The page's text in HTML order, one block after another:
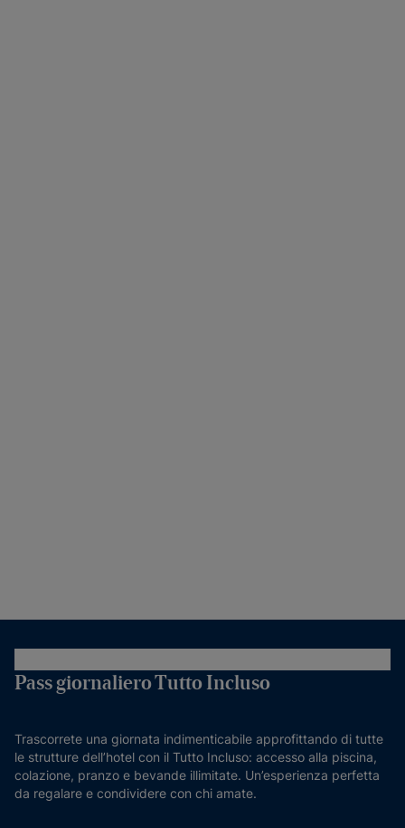
Pass giornaliero Tutto Incluso
Trascorrete una giornata indimenticabile approfittando di tutte
le strutture dell’hotel con il Tutto Incluso: accesso alla piscina,
colazione, pranzo e bevande illimitate. Un’esperienza perfetta
da regalare e condividere con chi amate.